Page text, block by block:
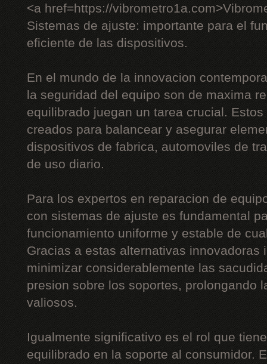
<a href=https://
Sistemas de ajuste: importante para el
eficiente de las dispositivos.
En el mundo de la innovacion
la seguridad del equipo son de maxima
equilibrado juegan un tarea crucial.
creados para balancear y asegurar
dispositivos de fabrica, automoviles de
de uso diario.
Para los expertos en reparacion de
con sistemas de ajuste es fundamental
funcionamiento uniforme y estable de
Gracias a estas alternativas innovadoras
minimizar considerablemente las
presion sobre los soportes, prolongando
valiosos.
Igualmente significativo es el rol que
equilibrado en la soporte al consumidor.